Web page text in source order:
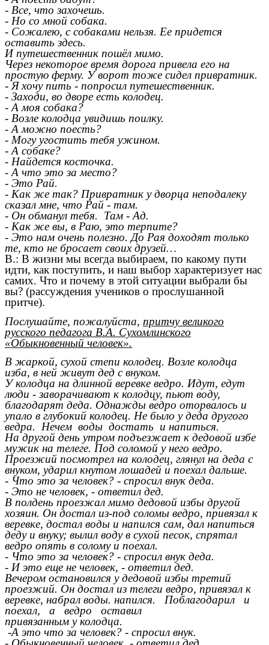
- Все, что захочешь.
- Но со мной собака.
- Сожалею, с собаками нельзя. Ее придется
оставить здесь.
И путешественник пошёл мимо.
Через некоторое время дорога привела его на
простую ферму. У ворот тоже сидел привратник.
- Я хочу пить - попросил путешественник.
- Заходи, во дворе есть колодец.
- А моя собака?
- Возле колодца увидишь поилку.
- А можно поесть?
- Могу угостить тебя ужином.
- А собаке?
- Найдется косточка.
- А что это за место?
- Это Рай.
- Как же так? Привратник у дворца неподалеку
сказал мне, что Рай - там.
- Он обманул тебя. Там - Ад.
- Как же вы, в Раю, это терпите?
- Это нам очень полезно. До Рая доходят только
те, кто не бросает своих друзей…
В.: В жизни мы всегда выбираем, по какому пути
идти, как поступить, и наш выбор характеризует нас
самих. Что и почему в этой ситуации выбрали бы
вы? (рассуждения учеников о прослушанной
притче).
Послушайте, пожалуйста, притчу великого
русского педагога В.А. Сухомлинского
«Обыкновенный человек».
В жаркой, сухой степи колодец. Возле колодца
изба, в ней живут дед с внуком.
У колодца на длинной веревке ведро. Идут, едут
люди - заворачивают к колодцу, пьют воду,
благодарят деда. Однажды ведро оторвалось и
упало в глубокий колодец. Не было у деда другого
ведра. Нечем воды достать и напиться.
На другой день утром подъезжает к дедовой избе
мужик на телеге. Под соломой у него ведро.
Проезжий посмотрел на колодец, глянул на деда с
внуком, ударил кнутом лошадей и поехал дальше.
- Что это за человек? - спросил внук деда.
- Это не человек, - ответил дед.
В полдень проезжал мимо дедовой избы другой
хозяин. Он достал из-под соломы ведро, привязал к
веревке, достал воды и напился сам, дал напиться
деду и внуку; вылил воду в сухой песок, спрятал
ведро опять в солому и поехал.
- Что это за человек? - спросил внук деда.
- И это еще не человек, - ответил дед.
Вечером остановился у дедовой избы третий
проезжий. Он достал из телеги ведро, привязал к
веревке, набрал воды. напился. Поблагодарил и
поехал, а ведро оставил
привязанным у колодца.
-А это что за человек? - спросил внук.